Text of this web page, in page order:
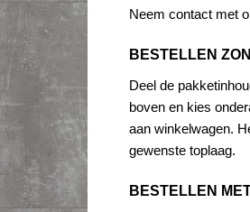
Composite
Cool
Grey
aantal
Neem contact met
BESTELLEN
Deel de
boven en kies
aan winkelwagen.
gewenste toplaag.
BESTELLEN